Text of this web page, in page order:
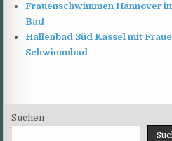
Frauenschwimmen Hannover
Bad
Hallenbad Süd Kassel mit
Schwimmbad
Suchen